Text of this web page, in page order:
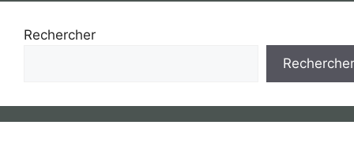
Rechercher
Rechercher